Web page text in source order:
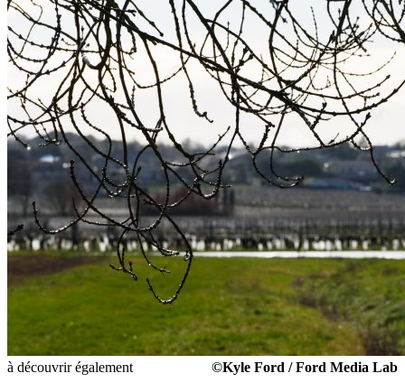
©Kyle Ford / Ford Media Lab
à découvrir également